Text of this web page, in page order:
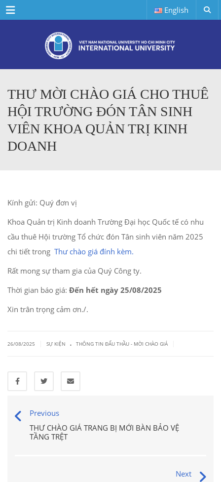
Menu English
THƯ MỜI CHÀO GIÁ CHO THUÊ
HỘI TRƯỜNG ĐÓN TÂN SINH
VIÊN KHOA QUẢN TRỊ KINH
DOANH
Kính gửi: Quý đơn vị
Khoa Quản trị Kinh doanh Trường Đại học Quốc tế có nhu
cầu thuê Hội trường Tổ chức đón Tân sinh viên năm 2025
chi tiết trong Thư chào giá đính kèm.
Rất mong sự tham gia của Quý Công ty.
Thời gian báo giá: Đến hết ngày 25/08/2025
Xin trân trọng cảm ơn./.
26/08/2025 SỰ KIỆN . THÔNG TIN ĐẤU THẦU - MỜI CHÀO GIÁ
Previous
THƯ CHÀO GIÁ TRANG BỊ MỚI BÀN BẢO VỆ
TẦNG TRỆT
Next